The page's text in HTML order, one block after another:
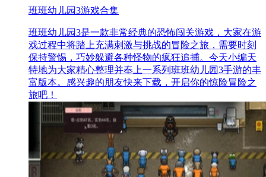
班班幼儿园3游戏合集
班班幼儿园3是一款非常经典的恐怖闯关游戏，大家在游
戏过程中将踏上充满刺激与挑战的冒险之旅，需要时刻
保持警惕，巧妙躲避各种怪物的疯狂追捕。今天小编天
特地为大家精心整理并奉上一系列班班幼儿园3手游的丰
富版本。感兴趣的朋友快来下载，开启你的惊险冒险之
旅吧！